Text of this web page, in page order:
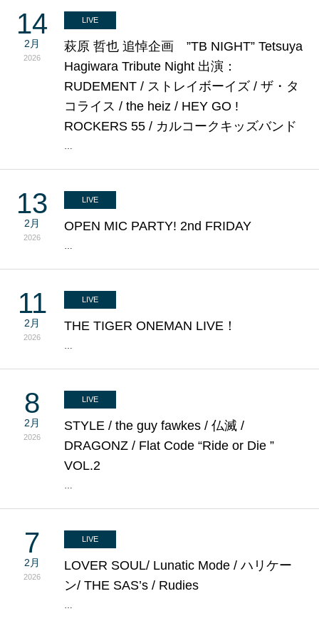
14
2月
2026
LIVE
萩原 哲也 追悼企画 ”TB NIGHT” Tetsuya
Hagiwara Tribute Night 出演：
RUDEMENT / ストレイボーイズ / ザ・タ
コライス / the heiz / HEY GO !
ROCKERS 55 / カルコークキッズバンド
…
13
2月
2026
LIVE
OPEN MIC PARTY! 2nd FRIDAY
…
11
2月
2026
LIVE
THE TIGER ONEMAN LIVE！
…
8
2月
2026
LIVE
STYLE / the guy fawkes / 仏滅 /
DRAGONZ / Flat Code “Ride or Die ”
VOL.2
…
7
2月
2026
LIVE
LOVER SOUL/ Lunatic Mode / ハリケー
ン/ THE SAS’s / Rudies
…